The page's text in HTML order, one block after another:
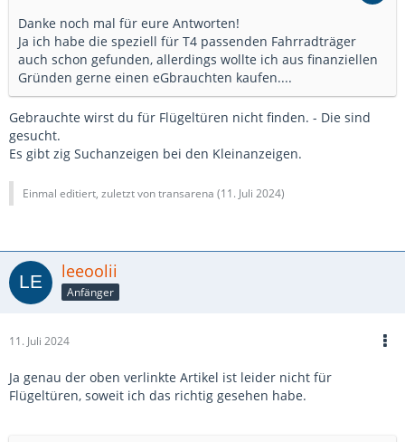
Danke noch mal für eure Antworten!
Ja ich habe die speziell für T4 passenden Fahrradträger
auch schon gefunden, allerdings wollte ich aus finanziellen
Gründen gerne einen eGbrauchten kaufen....
Gebrauchte wirst du für Flügeltüren nicht finden. - Die sind
gesucht.
Es gibt zig Suchanzeigen bei den Kleinanzeigen.
Einmal editiert, zuletzt von transarena (11. Juli 2024)
leeoolii
Anfänger
11. Juli 2024
Ja genau der oben verlinkte Artikel ist leider nicht für
Flügeltüren, soweit ich das richtig gesehen habe.